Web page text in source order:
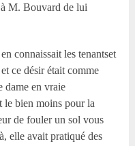
M. Bouvard de lui
connaissait les tenantset
ce désir était comme
dame en vraie
le bien moins pour la
de fouler un sol vous
elle avait pratiqué des